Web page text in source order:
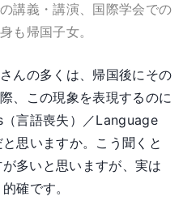
講義・講演、国際学会での
も帰国子女。
んの多くは、帰国後にその
、この現象を表現するのに
言語喪失）／Language
思いますか。こう聞くと
多いと思いますが、実は
確です。